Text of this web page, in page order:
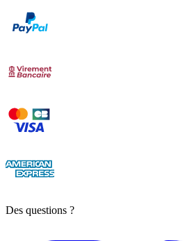
Des questions ?